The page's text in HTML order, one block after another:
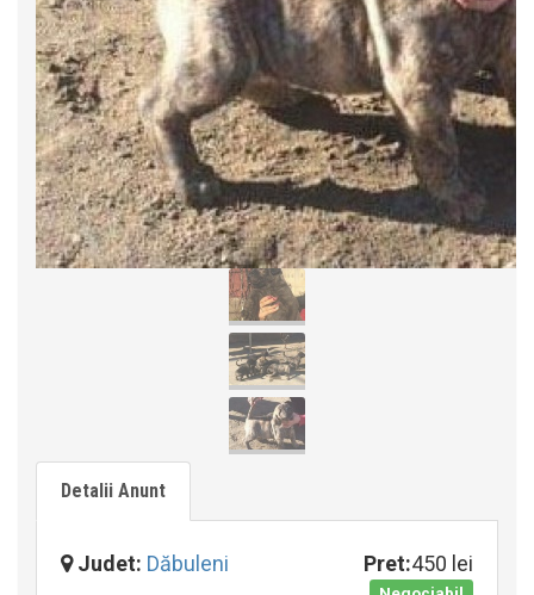
Detalii Anunt
Judet: Dăbuleni Pret:450 lei